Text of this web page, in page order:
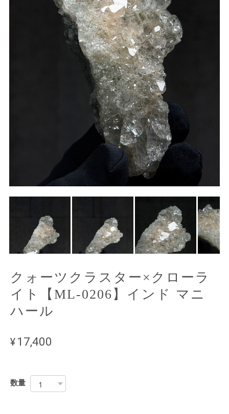
クォーツクラスター×クローラ
イト【ML-0206】インド マニ
ハール
¥17,400
数量